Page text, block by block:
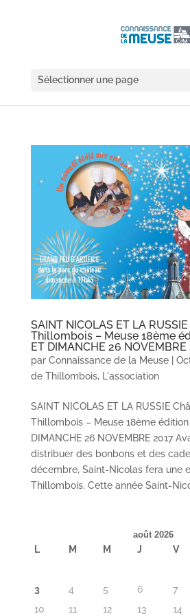
Sélectionner une page
SAINT NICOLAS ET LA
Thillombois – Meuse 18ème
ET DIMANCHE 26 NOVEMBRE
par Connaissance de la Meuse|
de Thillombois, L'association
SAINT NICOLAS ET LA RUSSIE
Thillombois – Meuse 18ème édition
DIMANCHE 26 NOVEMBRE 2017
distribuer des bonbons et des
décembre, Saint-Nicolas fera une
Thillombois. Cette année Saint-
août 2026
L M M J V
3
4 5 6 7
10
11 12 13 14